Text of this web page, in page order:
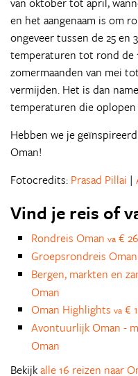
en het aangenaam is om
ongeveer tussen de 25 en
temperaturen tot rond de
zomermaanden van mei
vermijden. Het is dan
temperaturen die
Hebben we je
Oman!
Fotocredits: Prasad Pillai |
Vind je reis of
Rondreis Oman va €
Groepsrondreis
Bergen, markten en
Oman
Oman Highlights va €
Avontuurlijk Oman -
Oman
Bekijkalle 16 reizen naar